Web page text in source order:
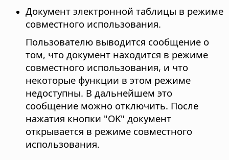
Документ электронной таблицы в режиме
совместного использования.
Пользователю выводится сообщение о
том, что документ находится в режиме
совместного использования, и что
некоторые функции в этом режиме
недоступны. В дальнейшем это
сообщение можно отключить. После
нажатия кнопки "OK" документ
открывается в режиме совместного
использования.